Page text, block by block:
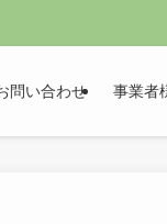
問い合わせ 事業者